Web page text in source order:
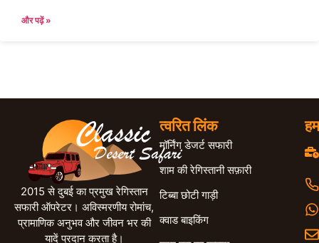
और पढ़ें »
2015 से दुबई का प्रमुख रेगिस्तान
सफारी ऑपरेटर। अविस्मरणीय रोमांच,
प्रामाणिक अनुभव और जीवन भर की
यादें प्रदान करता है।
त्वरित लिंक
मॉर्निंग डेजर्ट सफारी
शाम की रेगिस्तानी सफ़ारी
टिब्बा छोटी गाड़ी
क्वाड बाइकिंग